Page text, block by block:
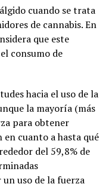
cuando se trata
de cannabis. En
que este
consumo de
hacia el uso de la
la mayoría (más
para obtener
cuanto a hasta qué
del 59,8% de
uso de la fuerza